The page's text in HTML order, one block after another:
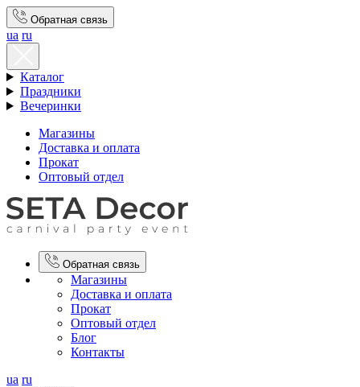
Обратная связь
ua ru
Каталог
Праздники
Вечеринки
Магазины
Доставка и оплата
Прокат
Оптовый отдел
Обратная связь
Магазины
Доставка и оплата
Прокат
Оптовый отдел
Блог
Контакты
ua ru